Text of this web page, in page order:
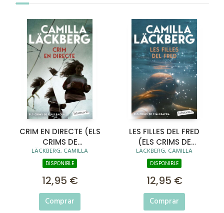
CRIM EN DIRECTE (ELS
CRIMS DE
FJÄLLBACKA)
LÄCKBERG, CAMILLA
DISPONIBLE
12,95 €
Comprar
LES FILLES DEL FRED
(ELS CRIMS DE
FJÄLLBACKA)
LÄCKBERG, CAMILLA
DISPONIBLE
12,95 €
Comprar